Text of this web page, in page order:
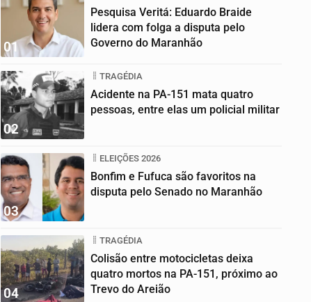
01
Pesquisa Veritá: Eduardo Braide
lidera com folga a disputa pelo
Governo do Maranhão
02
TRAGÉDIA
Acidente na PA-151 mata quatro
pessoas, entre elas um policial militar
03
ELEIÇÕES 2026
Bonfim e Fufuca são favoritos na
disputa pelo Senado no Maranhão
04
TRAGÉDIA
Colisão entre motocicletas deixa
quatro mortos na PA-151, próximo ao
Trevo do Areião